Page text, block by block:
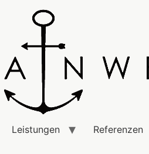
Leistungen Referenzen